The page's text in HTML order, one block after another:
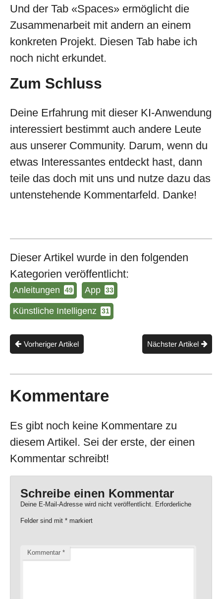
Und der Tab «Spaces» ermöglicht die
Zusammenarbeit mit andern an einem
konkreten Projekt. Diesen Tab habe ich
noch nicht erkundet.
Zum Schluss
Deine Erfahrung mit dieser KI-Anwendung
interessiert bestimmt auch andere Leute
aus unserer Community. Darum, wenn du
etwas Interessantes entdeckt hast, dann
teile das doch mit uns und nutze dazu das
untenstehende Kommentarfeld. Danke!
Dieser Artikel wurde in den folgenden
Kategorien veröffentlicht:
Anleitungen 49 App 33
Künstliche Intelligenz 31
Nächster Artikel
Vorheriger Artikel
Kommentare
Es gibt noch keine Kommentare zu
diesem Artikel. Sei der erste, der einen
Kommentar schreibt!
Schreibe einen Kommentar
Deine E-Mail-Adresse wird nicht veröffentlicht. Erforderliche
Felder sind mit * markiert
Kommentar *